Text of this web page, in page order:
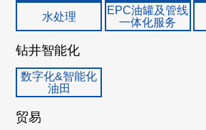
水处理
EPC油罐及管线
一体化服务
钻井智能化
数字化&智能化
油田
贸易